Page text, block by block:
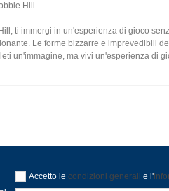
Hill
ti immergi in un'esperienza di gioco
Le forme bizzarre e imprevedibili
un'immagine, ma vivi un'esperienza di
Accetto le condizioni generali e l'